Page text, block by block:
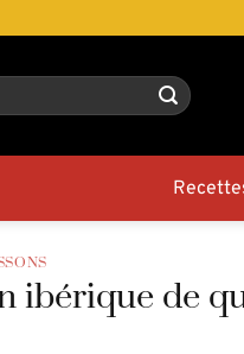
ibérique de